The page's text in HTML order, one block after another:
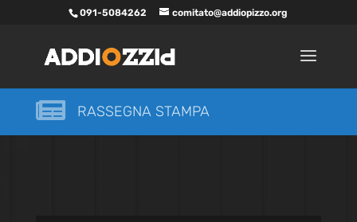
091-5084262 comitato@addiopizzo.org
 RASSEGNA STAMPA